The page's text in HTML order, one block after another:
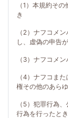
（1）本規約そ
き
（2）ナフコメ
し、虚偽の申告
（3）ナフコメ
（4）ナフコま
権その他のあら
（5）犯罪行為
行為を行ったとき